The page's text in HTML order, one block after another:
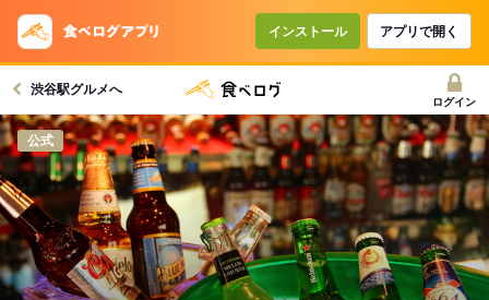
インストール アプリで開く
渋谷駅グルメへ
ログイン
公式